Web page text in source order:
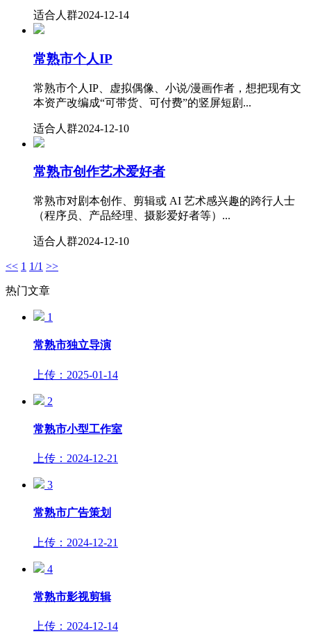
适合人群2024-12-14
常熟市个人IP
常熟市个人IP、虚拟偶像、小说/漫画作者，想把现有文
本资产改编成“可带货、可付费”的竖屏短剧...
适合人群2024-12-10
常熟市创作艺术爱好者
常熟市对剧本创作、剪辑或 AI 艺术感兴趣的跨行人士
（程序员、产品经理、摄影爱好者等）...
适合人群2024-12-10
<< 1 1/1 >>
热门文章
1
常熟市独立导演
上传：2025-01-14
2
常熟市小型工作室
上传：2024-12-21
3
常熟市广告策划
上传：2024-12-21
4
常熟市影视剪辑
上传：2024-12-14